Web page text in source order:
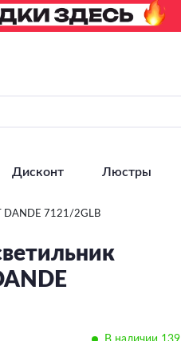
Дисконт Люстры
DANDE 7121/2GLB